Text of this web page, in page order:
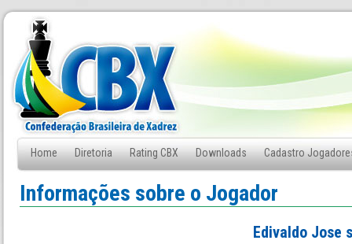
Home Diretoria Rating CBX Downloads Cadastro
Fale Conosco
Informações sobre o Jogador
Edivaldo Jose